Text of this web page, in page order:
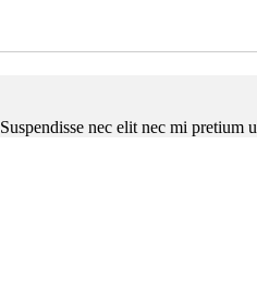
nec elit nec mi pretium